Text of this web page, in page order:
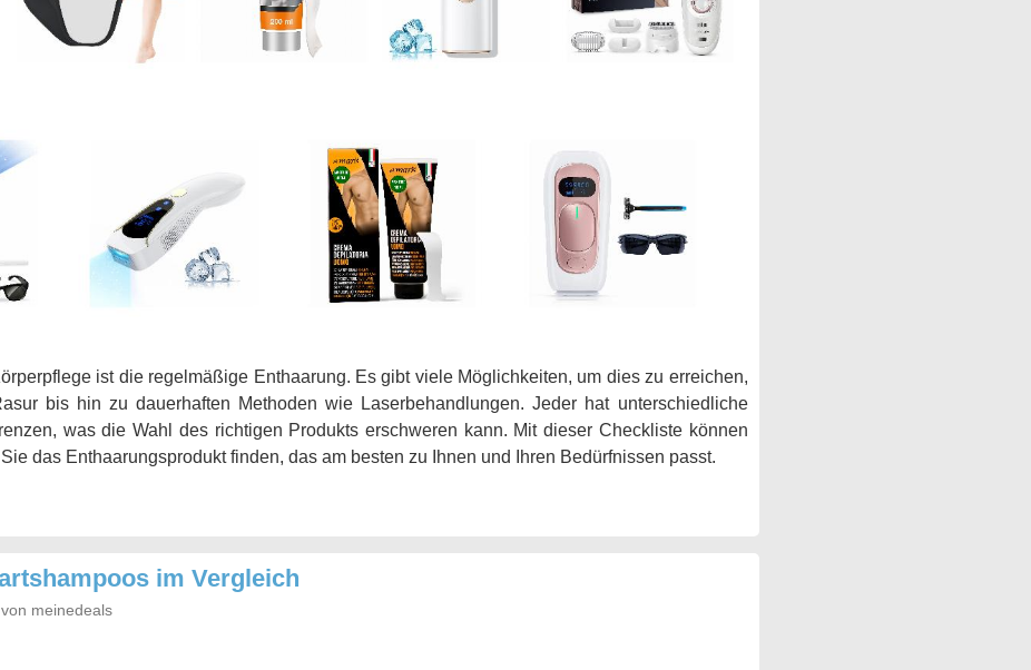
ist die regelmäßige Enthaarung. Es gibt viele Möglichkeiten, um dies zu erreichen,
bis hin zu dauerhaften Methoden wie Laserbehandlungen. Jeder hat unterschiedliche
was die Wahl des richtigen Produkts erschweren kann. Mit dieser Checkliste können
das Enthaarungsprodukt finden, das am besten zu Ihnen und Ihren Bedürfnissen passt.
im Vergleich
meinedeals